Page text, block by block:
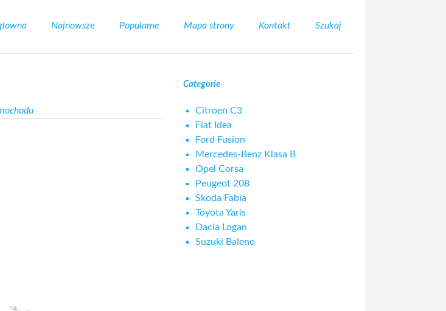
Najnowsze Popularne Mapa strony Kontakt Szukaj
Categorie
Citroen C3
Fiat Idea
Ford Fusion
Mercedes-Benz Klasa B
Opel Corsa
Peugeot 208
Skoda Fabia
Toyota Yaris
Dacia Logan
Suzuki Baleno